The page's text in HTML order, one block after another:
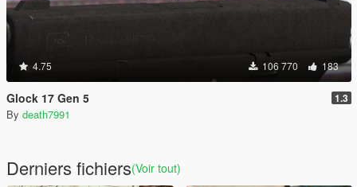
4.75 106 770 183
Glock 17 Gen 5 1.3
By death7991
Derniers fichiers(Voir tout)